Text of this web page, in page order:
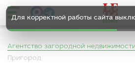
Для корректной работы сайта
Агентство загородной
Пригород